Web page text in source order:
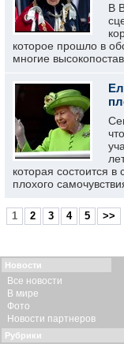
В
которое прошло в
многие
которая состоится
плохого
1 2 3 4 5 >>
Новости
Все новости
В мире
Фото
Новости партнеров
Рубрики